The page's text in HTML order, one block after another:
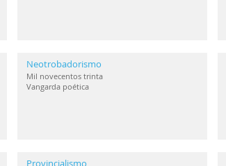
Neotrobadorismo
Mil novecentos trinta
Vangarda poética
Provincialismo